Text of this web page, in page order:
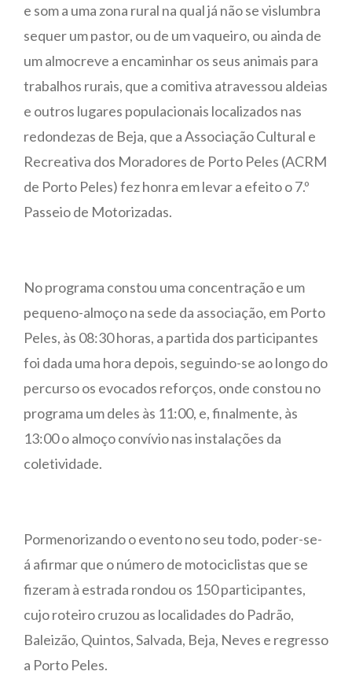
e som a uma zona rural na qual já não se vislumbra
sequer um pastor, ou de um vaqueiro, ou ainda de
um almocreve a encaminhar os seus animais para
trabalhos rurais, que a comitiva atravessou aldeias
e outros lugares populacionais localizados nas
redondezas de Beja, que a Associação Cultural e
Recreativa dos Moradores de Porto Peles (ACRM
de Porto Peles) fez honra em levar a efeito o 7.º
Passeio de Motorizadas.
No programa constou uma concentração e um
pequeno-almoço na sede da associação, em Porto
Peles, às 08:30 horas, a partida dos participantes
foi dada uma hora depois, seguindo-se ao longo do
percurso os evocados reforços, onde constou no
programa um deles às 11:00, e, finalmente, às
13:00 o almoço convívio nas instalações da
coletividade.
Pormenorizando o evento no seu todo, poder-se-
á afirmar que o número de motociclistas que se
fizeram à estrada rondou os 150 participantes,
cujo roteiro cruzou as localidades do Padrão,
Baleizão, Quintos, Salvada, Beja, Neves e regresso
a Porto Peles.